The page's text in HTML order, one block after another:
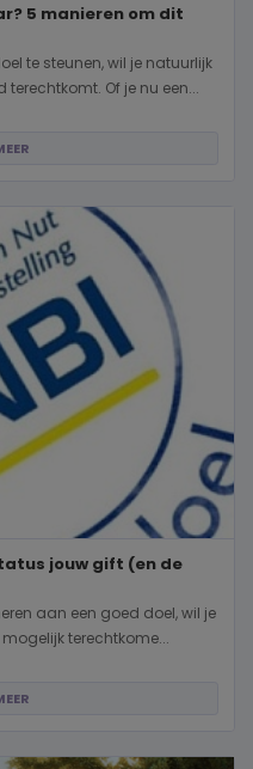
5 manieren om dit
te steunen, wil je natuurlijk
Of je nu een...
jouw gift (en de
aan een goed doel, wil je
terechtkome...